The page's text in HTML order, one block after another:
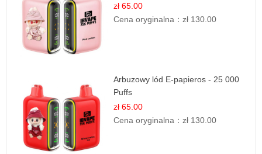
zł 65.00
Cena oryginalna：zł 130.00
Arbuzowy lód E-papieros - 25 000
Puffs
zł 65.00
Cena oryginalna：zł 130.00